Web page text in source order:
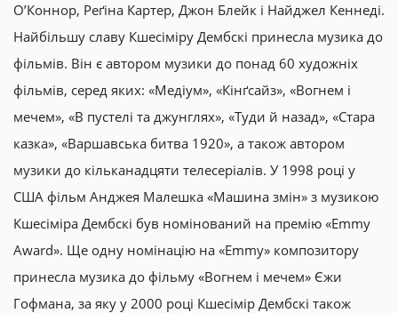
О’Коннор, Реґіна Картер, Джон Блейк і Найджел Кеннеді.
Найбільшу славу Кшесіміру Дембскі принесла музика до
фільмів. Він є автором музики до понад 60 художніх
фільмів, серед яких: «Медіум», «Кінґсайз», «Вогнем і
мечем», «В пустелі та джунглях», «Туди й назад», «Стара
казка», «Варшавська битва 1920», а також автором
музики до кільканадцяти телесеріалів. У 1998 році у
США фільм Анджея Малешка «Машина змін» з музикою
Кшесіміра Дембскі був номінований на премію «Emmy
Award». Ще одну номінацію на «Emmy» композитору
принесла музика до фільму «Вогнем і мечем» Єжи
Гофмана, за яку у 2000 році Кшесімір Дембскі також